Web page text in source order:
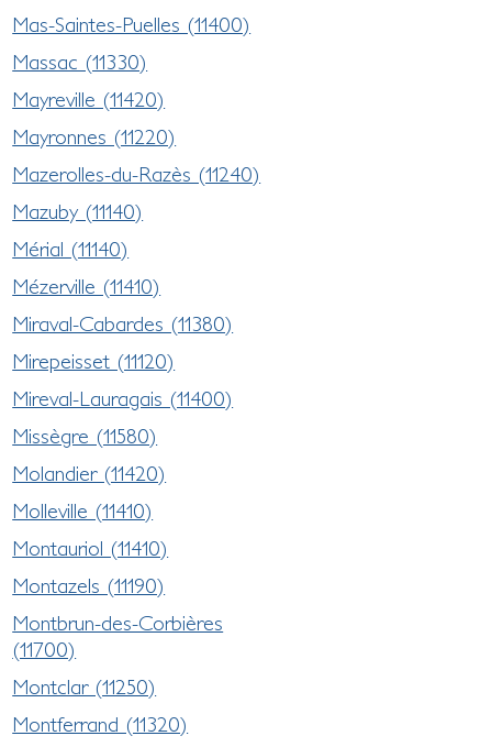
Mas-Saintes-Puelles (11400)
Massac (11330)
Mayreville (11420)
Mayronnes (11220)
Mazerolles-du-Razès (11240)
Mazuby (11140)
Mérial (11140)
Mézerville (11410)
Miraval-Cabardes (11380)
Mirepeisset (11120)
Mireval-Lauragais (11400)
Missègre (11580)
Molandier (11420)
Molleville (11410)
Montauriol (11410)
Montazels (11190)
Montbrun-des-Corbières
(11700)
Montclar (11250)
Montferrand (11320)